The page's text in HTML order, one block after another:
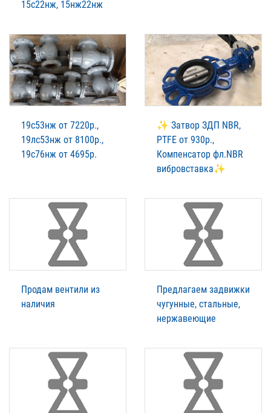
15с22нж, 15нж22нж
19с53нж от 7220р.,
19лс53нж от 8100р.,
19с76нж от 4695р.
✨ Затвор ЗДП NBR,
PTFE от 930р.,
Компенсатор фл.NBR
вибровставка✨
Продам вентили из
наличия
Предлагаем задвижки
чугунные, стальные,
нержавеющие